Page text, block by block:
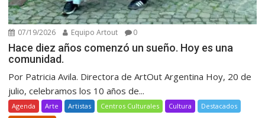
07/19/2026 Equipo Artout 0
Hace diez años comenzó un sueño. Hoy es una
comunidad.
Por Patricia Avila. Directora de ArtOut Argentina Hoy, 20 de
julio, celebramos los 10 años de...
Agenda Arte Artistas Centros Culturales Cultura
Destacados